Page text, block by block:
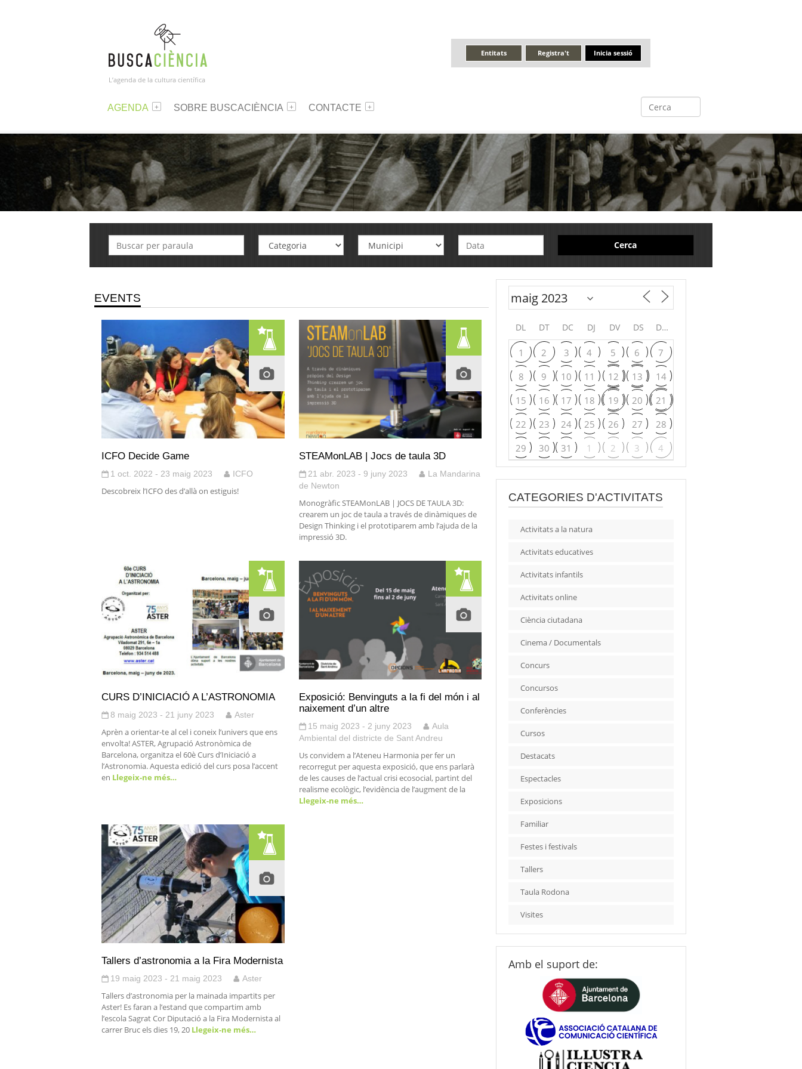
L’agenda de la cultura científica
Inicia sessió
Registra't
Entitats
AGENDA SOBRE BUSCACIÈNCIA CONTACTE
Cerca
EVENTS
ICFO Decide Game
1 oct. 2022 - 23 maig 2023 ICFO
Descobreix l’ICFO des d’allà on estiguis!
STEAMonLAB | Jocs de taula 3D
21 abr. 2023 - 9 juny 2023
La Mandarina
de Newton
Monogràfic STEAMonLAB | JOCS DE TAULA 3D:
crearem un joc de taula a través de dinàmiques de
Design Thinking i el prototiparem amb l’ajuda de la
impressió 3D.
CURS D’INICIACIÓ A L’ASTRONOMIA
8 maig 2023 - 21 juny 2023 Aster
Aprèn a orientar-te al cel i coneix l’univers que ens
envolta! ASTER, Agrupació Astronòmica de
Barcelona, organitza el 60è Curs d’Iniciació a
l’Astronomia. Aquesta edició del curs posa l’accent
en Llegeix-ne més…
Exposició: Benvinguts a la fi del món i al
naixement d’un altre
15 maig 2023 - 2 juny 2023
Aula
Ambiental del districte de Sant Andreu
Us convidem a l’Ateneu Harmonia per fer un
recorregut per aquesta exposició, que ens parlarà
de les causes de l’actual crisi ecosocial, partint del
realisme ecològic, l’evidència de l’augment de la
Llegeix-ne més…
Tallers d’astronomia a la Fira Modernista
19 maig 2023 - 21 maig 2023 Aster
Tallers d’astronomia per la mainada impartits per
Aster! Es faran a l’estand que compartim amb
l’escola Sagrat Cor Diputació a la Fira Modernista al
carrer Bruc els dies 19, 20 Llegeix-ne més…
DL DT DC DJ DV DS DG
1 2 3 4 5 6
7
8
9 10 11 12 13
14
15
16 17 18 19 20
21
22
23 24 25 26 27
28
29
30 31 1 2 3 4
CATEGORIES D'ACTIVITATS
Activitats a la natura
Activitats educatives
Activitats infantils
Activitats online
Ciència ciutadana
Cinema / Documentals
Concurs
Concursos
Conferències
Cursos
Destacats
Espectacles
Exposicions
Familiar
Festes i festivals
Tallers
Taula Rodona
Visites
Amb el suport de: